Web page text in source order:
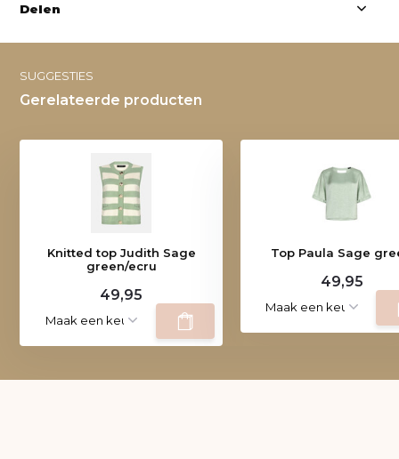
Delen
SUGGESTIES
Gerelateerde producten
Knitted top Judith Sage
green/ecru
49,95
Top Paula Sage
49,95